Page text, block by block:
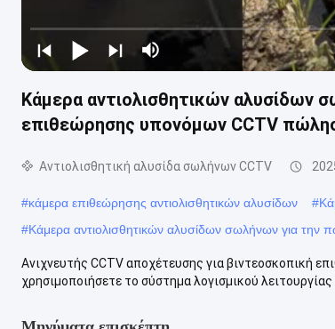
Κάμερα αντιολισθητικών αλυσίδων
επιθεώρησης υπονόμων CCTV
Αντιολισθητική αλυσίδα σωλήνων CCTV
#κάμερα επιθεώρησης αντιολισθητικών αλυσίδων #
#Κάμερα αντιολισθητικών αλυσίδων σωλήνων για την
Ανιχνευτής CCTV αποχέτευσης για βιντεοσκοπική
χρησιμοποιήσετε το σύστημα λογισμικού